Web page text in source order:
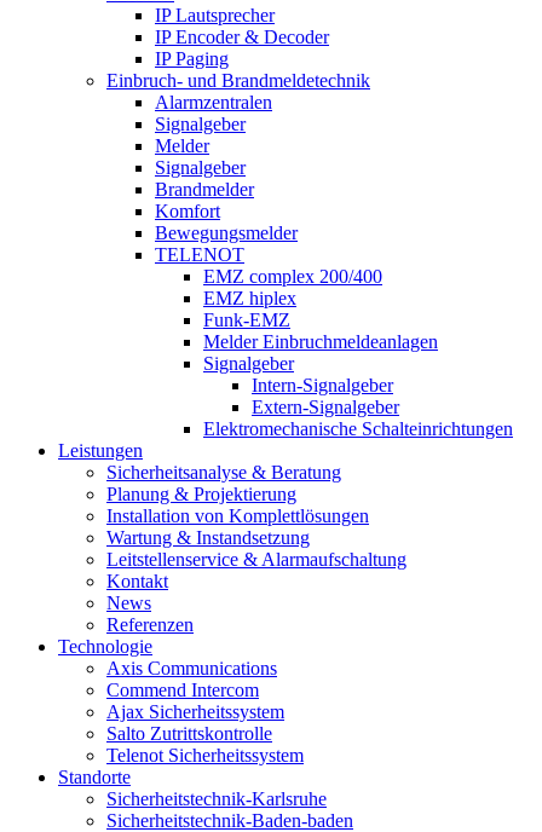
IP Lautsprecher
IP Encoder & Decoder
IP Paging
Einbruch- und Brandmeldetechnik
Alarmzentralen
Signalgeber
Melder
Signalgeber
Brandmelder
Komfort
Bewegungsmelder
TELENOT
EMZ complex 200/400
EMZ hiplex
Funk-EMZ
Melder Einbruchmeldeanlagen
Signalgeber
Intern-Signalgeber
Extern-Signalgeber
Elektromechanische Schalteinrichtungen
Leistungen
Sicherheitsanalyse & Beratung
Planung & Projektierung​
Installation von Komplettlösungen
Wartung & Instandsetzung
Leitstellenservice & Alarmaufschaltung
Kontakt
News
Referenzen
Technologie
Axis Communications
Commend Intercom
Ajax Sicherheitssystem​
Salto Zutrittskontrolle
Telenot Sicherheitssystem
Standorte
Sicherheitstechnik-Karlsruhe
Sicherheitstechnik-Baden-baden